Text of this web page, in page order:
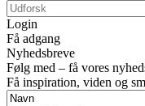
Login
Få adgang
Nyhedsbreve
Følg med – få vores
Få inspiration, viden og